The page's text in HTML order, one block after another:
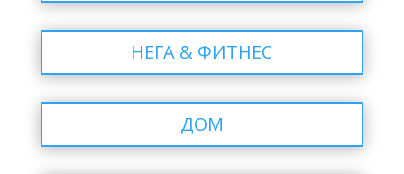
НЕГА & ФИТНЕС
ДОМ